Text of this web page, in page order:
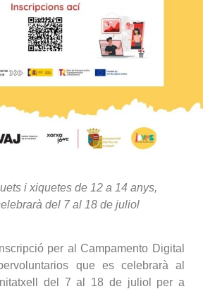
i xiquetes de 12 a 14 anys,
del 7 al 18 de juliol
per al Campamento Digital
que es celebrarà al
del 7 al 18 de juliol per a